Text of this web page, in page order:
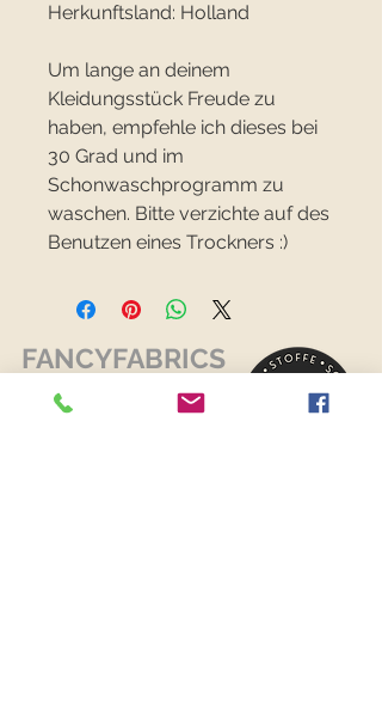
Herkunftsland: Holland
Um lange an deinem
Kleidungsstück Freude zu
haben, empfehle ich dieses bei
30 Grad und im
Schonwaschprogramm zu
waschen. Bitte verzichte auf des
Benutzen eines Trockners :)
FANCYFABRICS